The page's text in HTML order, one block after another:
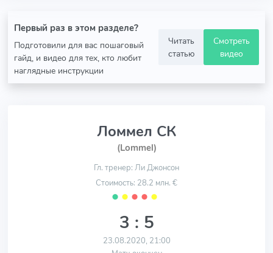
Первый раз в этом разделе?
Подготовили для вас пошаговый
гайд, и видео для тех, кто любит
наглядные инструкции
Читать
статью
Смотреть
видео
Ломмел СК
(Lommel)
Гл. тренер: Ли Джонсон
Стоимость: 28.2 млн. €
⬤ ⬤ ⬤ ⬤ ⬤
3 : 5
23.08.2020, 21:00